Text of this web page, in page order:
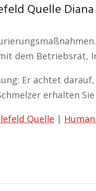
Quelle
dem Betriebsrat,
Er achtet
erhalten
Quelle |